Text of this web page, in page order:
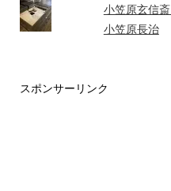
小笠原玄信
小笠原長治
スポンサーリンク